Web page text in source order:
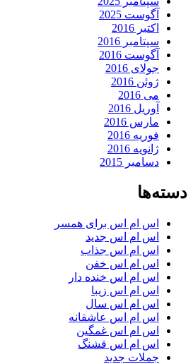
آگوست 2025
اکتبر 2016
سپتامبر 2016
آگوست 2016
جولای 2016
ژوئن 2016
می 2016
آوریل 2016
مارس 2016
فوریه 2016
ژانویه 2016
دسامبر 2015
دسته‌ها
اس ام اس برای همسر
اس ام اس جدید
اس ام اس جذاب
اس ام اس خفن
اس ام اس خنده دار
اس ام اس زیبا
اس ام اس سال
اس ام اس عاشقانه
اس ام اس غمگین
اس ام اس قشنگ
جملات جدید